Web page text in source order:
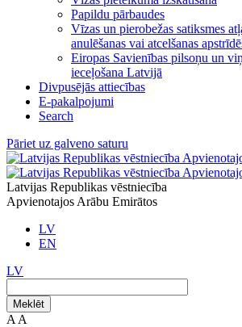
Papildu pārbaudes
Vīzas un pierobežas satiksmes
anulēšanas vai atcelšanas
Eiropas Savienības pilsoņu un
ieceļošana Latvijā
Divpusējās attiecības
E-pakalpojumi
Search
Pāriet uz galveno saturu
Latvijas Republikas vēstniecība
Apvienotajos Arābu Emirātos
LV
EN
LV
Meklēt
A A